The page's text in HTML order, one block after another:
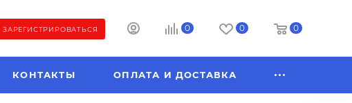
ЗАРЕГИСТРИРОВАТЬСЯ 0 0 0
КОНТАКТЫ ОПЛАТА И ДОСТАВКА